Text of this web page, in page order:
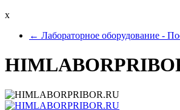
x
← Лабораторное оборудование -